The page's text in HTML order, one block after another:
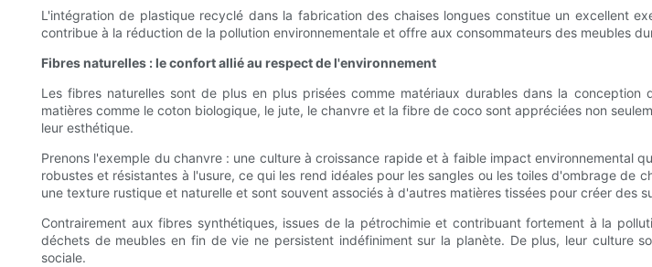
L'intégration de plastique recyclé dans la fabrication des chaises longues constitue un excellent
contribue à la réduction de la pollution environnementale et offre aux consommateurs des meubles
Fibres naturelles : le confort allié au respect de l'environnement
Les fibres naturelles sont de plus en plus prisées comme matériaux durables dans la
matières comme le coton biologique, le jute, le chanvre et la fibre de coco sont appréciées non
leur esthétique.
Prenons l'exemple du chanvre : une culture à croissance rapide et à faible impact environnemental
robustes et résistantes à l'usure, ce qui les rend idéales pour les sangles ou les toiles d'ombrage
une texture rustique et naturelle et sont souvent associés à d'autres matières tissées pour créer des
Contrairement aux fibres synthétiques, issues de la pétrochimie et contribuant fortement à la
déchets de meubles en fin de vie ne persistent indéfiniment sur la planète. De plus, leur culture
sociale.